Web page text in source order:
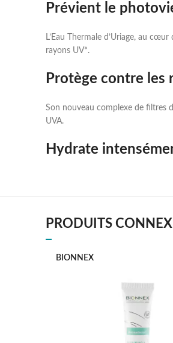
Prévient le
L’Eau Thermale d’Uriage, au
rayons UV*.
Protège contre les
Son nouveau complexe de filtres
UVA.
Hydrate
PRODUITS
BIONNEX